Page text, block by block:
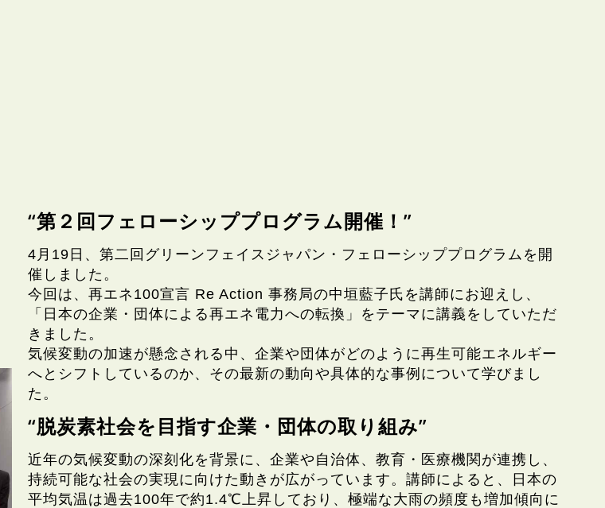
“第２回フェローシッププログラム開催！”
4月19日、第二回グリーンフェイスジャパン・フェローシッププログラムを開
催しました。
今回は、再エネ100宣言 Re Action 事務局の中垣藍子氏を講師にお迎えし、
「日本の企業・団体による再エネ電力への転換」をテーマに講義をしていただ
きました。
気候変動の加速が懸念される中、企業や団体がどのように再生可能エネルギー
へとシフトしているのか、その最新の動向や具体的な事例について学びまし
た。
“脱炭素社会を目指す企業・団体の取り組み”
近年の気候変動の深刻化を背景に、企業や自治体、教育・医療機関が連携し、
持続可能な社会の実現に向けた動きが広がっています。講師によると、日本の
平均気温は過去100年で約1.4℃上昇しており、極端な大雨の頻度も増加傾向に